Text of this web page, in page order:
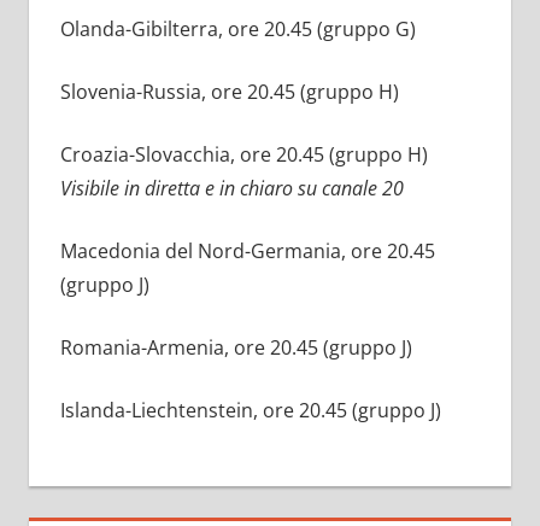
Olanda-Gibilterra, ore 20.45 (gruppo G)
Slovenia-Russia, ore 20.45 (gruppo H)
Croazia-Slovacchia, ore 20.45 (gruppo H)
Visibile in diretta e in chiaro su canale 20
Macedonia del Nord-Germania, ore 20.45
(gruppo J)
Romania-Armenia, ore 20.45 (gruppo J)
Islanda-Liechtenstein, ore 20.45 (gruppo J)